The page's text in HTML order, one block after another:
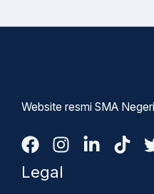
Website resmi SMA
Legal